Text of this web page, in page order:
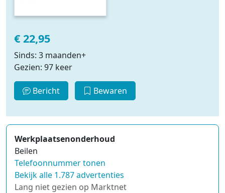
€ 22,95
Sinds: 3 maanden+
Gezien: 97 keer
Bericht Bewaren
Werkplaatsenonderhoud
Beilen
Telefoonnummer tonen
Bekijk alle 1.787 advertenties
Lang niet gezien op Marktnet